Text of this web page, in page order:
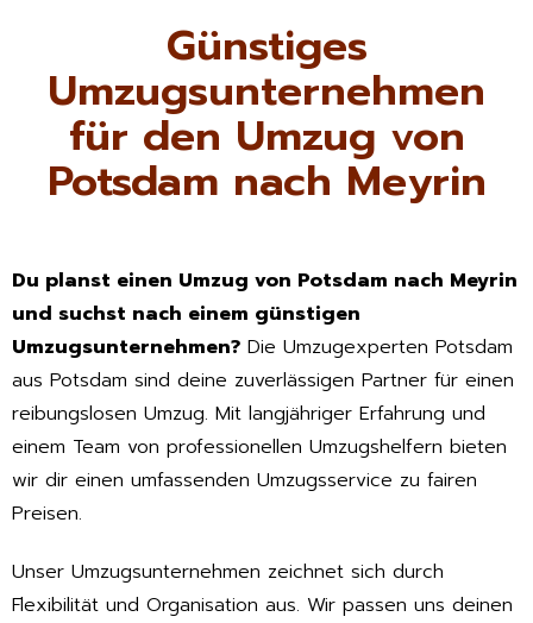
Günstiges
Umzugsunternehmen
für den Umzug von
Potsdam nach Meyrin
Du planst einen Umzug von Potsdam nach Meyrin
und suchst nach einem günstigen
Umzugsunternehmen? Die Umzugexperten Potsdam
aus Potsdam sind deine zuverlässigen Partner für einen
reibungslosen Umzug. Mit langjähriger Erfahrung und
einem Team von professionellen Umzugshelfern bieten
wir dir einen umfassenden Umzugsservice zu fairen
Preisen.
Unser Umzugsunternehmen zeichnet sich durch
Flexibilität und Organisation aus. Wir passen uns deinen